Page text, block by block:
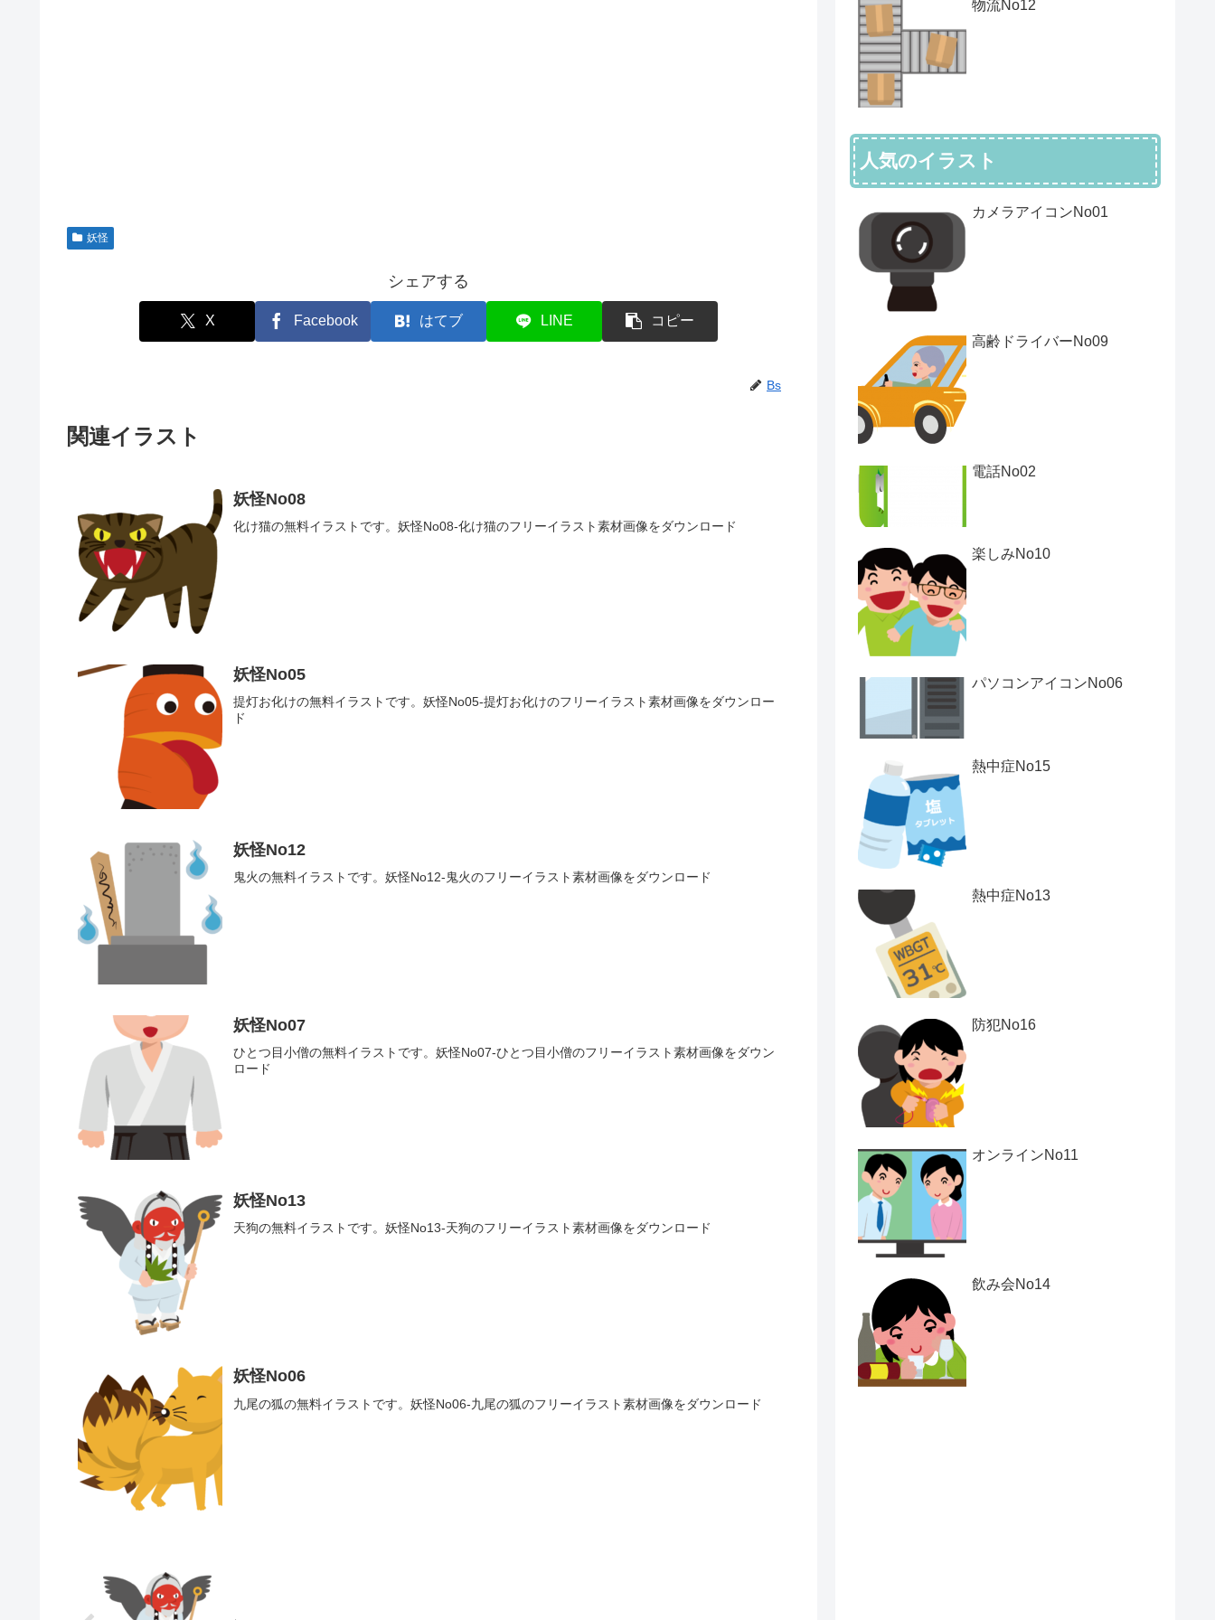
妖怪
シェアする
X Facebook はてブ LINE コピー
Bs
関連イラスト
妖怪No08
化け猫の無料イラストです。妖怪No08-化け猫のフリーイラスト素材画像をダウンロード
妖怪No05
提灯お化けの無料イラストです。妖怪No05-提灯お化けのフリーイラスト素材画像をダウンロー
ド
妖怪No12
鬼火の無料イラストです。妖怪No12-鬼火のフリーイラスト素材画像をダウンロード
妖怪No07
ひとつ目小僧の無料イラストです。妖怪No07-ひとつ目小僧のフリーイラスト素材画像をダウン
ロード
妖怪No13
天狗の無料イラストです。妖怪No13-天狗のフリーイラスト素材画像をダウンロード
妖怪No06
九尾の狐の無料イラストです。妖怪No06-九尾の狐のフリーイラスト素材画像をダウンロード
物流No12
人気のイラスト
カメラアイコンNo01
高齢ドライバーNo09
電話No02
楽しみNo10
パソコンアイコンNo06
熱中症No15
熱中症No13
防犯No16
オンラインNo11
飲み会No14